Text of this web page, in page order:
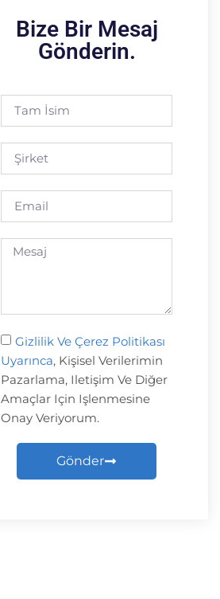
Bize Bir Mesaj
Gönderin.
Gizlilik Ve Çerez Politikası
Uyarınca, Kişisel Verilerimin
Pazarlama, Iletişim Ve Diğer
Amaçlar Için Işlenmesine
Onay Veriyorum.
Gönder